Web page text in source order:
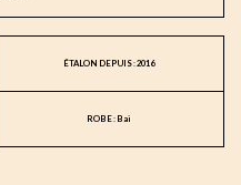
ÉTALON DEPUIS : 2016
ROBE : Bai